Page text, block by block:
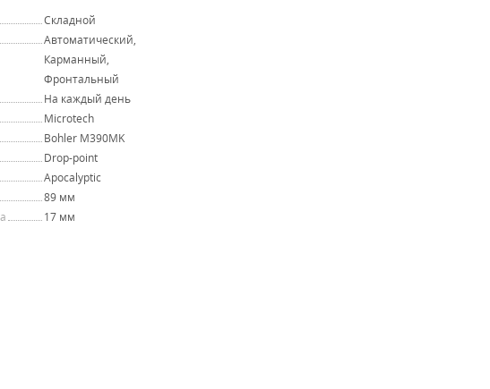
Складной
Автоматический,
Карманный,
Фронтальный
На каждый день
Microtech
Bohler M390MK
Drop-point
Apocalyptic
89 мм
17 мм